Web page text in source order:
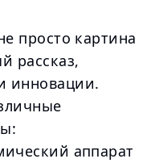
просто картина
рассказ,
инновации.
аппарат